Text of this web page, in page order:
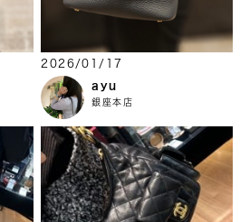
2026/01/17
ayu
銀座本店